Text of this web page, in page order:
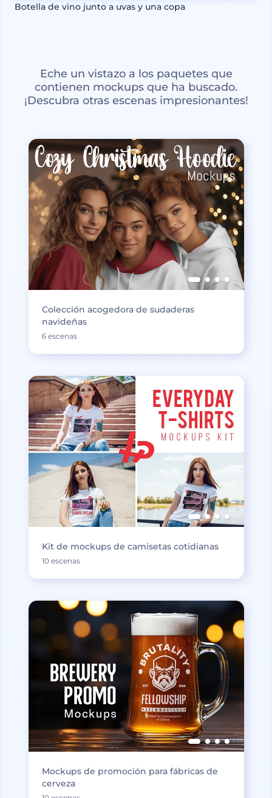
Botella de vino junto a uvas y una copa
Eche un vistazo a los paquetes que
contienen mockups que ha buscado.
¡Descubra otras escenas impresionantes!
Colección acogedora de sudaderas
navideñas
6 escenas
Kit de mockups de camisetas cotidianas
10 escenas
Mockups de promoción para fábricas de
cerveza